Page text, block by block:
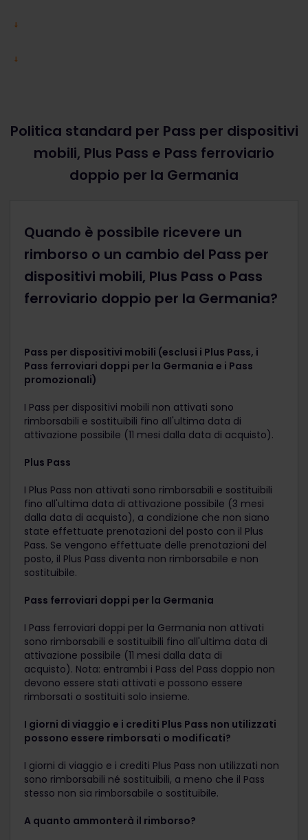
Politica standard per Pass per dispositivi
mobili, Plus Pass e Pass ferroviario
doppio per la Germania
Quando è possibile ricevere un
rimborso o un cambio del Pass per
dispositivi mobili, Plus Pass o Pass
ferroviario doppio per la Germania?
Pass per dispositivi mobili (esclusi i Plus Pass, i
Pass ferroviari doppi per la Germania e i Pass
promozionali)
I Pass per dispositivi mobili non attivati sono
rimborsabili e sostituibili fino all'ultima data di
attivazione possibile (11 mesi dalla data di acquisto).
Plus Pass
I Plus Pass non attivati sono rimborsabili e sostituibili
fino all'ultima data di attivazione possibile (3 mesi
dalla data di acquisto), a condizione che non siano
state effettuate prenotazioni del posto con il Plus
Pass. Se vengono effettuate delle prenotazioni del
posto, il Plus Pass diventa non rimborsabile e non
sostituibile.
Pass ferroviari doppi per la Germania
I Pass ferroviari doppi per la Germania non attivati
sono rimborsabili e sostituibili fino all'ultima data di
attivazione possibile (11 mesi dalla data di
acquisto). Nota: entrambi i Pass del Pass doppio non
devono essere stati attivati e possono essere
rimborsati o sostituiti solo insieme.
I giorni di viaggio e i crediti Plus Pass non utilizzati
possono essere rimborsati o modificati?
I giorni di viaggio e i crediti Plus Pass non utilizzati non
sono rimborsabili né sostituibili, a meno che il Pass
stesso non sia rimborsabile o sostituibile.
A quanto ammonterà il rimborso?